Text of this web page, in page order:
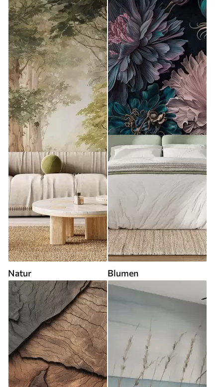
Natur Blumen